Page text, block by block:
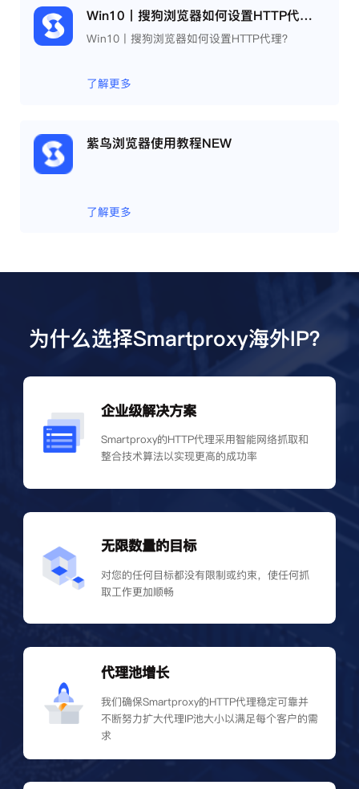
Win10丨搜狗浏览器如何设置HTTP代理？
Win10丨搜狗浏览器如何设置HTTP代理？
了解更多
紫鸟浏览器使用教程NEW
了解更多
为什么选择Smartproxy海外IP？
企业级解决方案
Smartproxy的HTTP代理采用智能网络抓取和
整合技术算法以实现更高的成功率
无限数量的目标
对您的任何目标都没有限制或约束，使任何抓
取工作更加顺畅
代理池增长
我们确保Smartproxy的HTTP代理稳定可靠并
不断努力扩大代理IP池大小以满足每个客户的需
求